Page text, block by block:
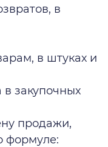
в
в штуках и
закупочных
продажи,
формуле: